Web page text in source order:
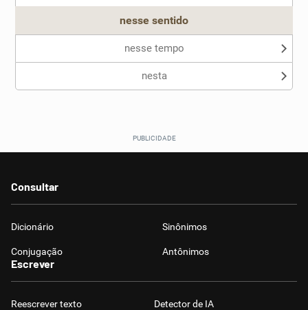
nesse sentido
nesse tempo
nesta
Consultar
Dicionário Sinônimos
Conjugação Antônimos
Escrever
Reescrever texto Detector de IA